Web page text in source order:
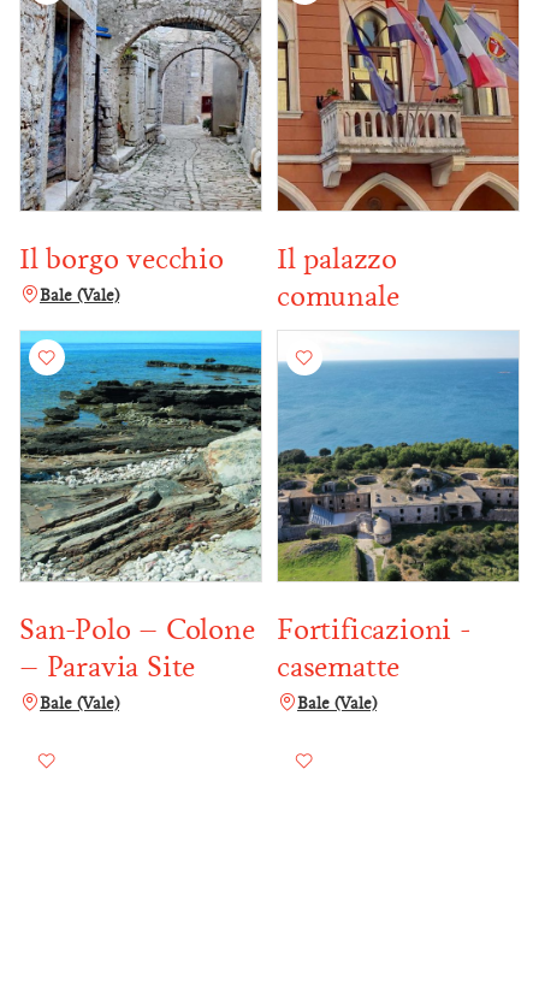
Il borgo vecchio
Bale (Vale)
Il palazzo
comunale
San-Polo – Colone
– Paravia Site
Bale (Vale)
Fortificazioni -
casematte
Bale (Vale)